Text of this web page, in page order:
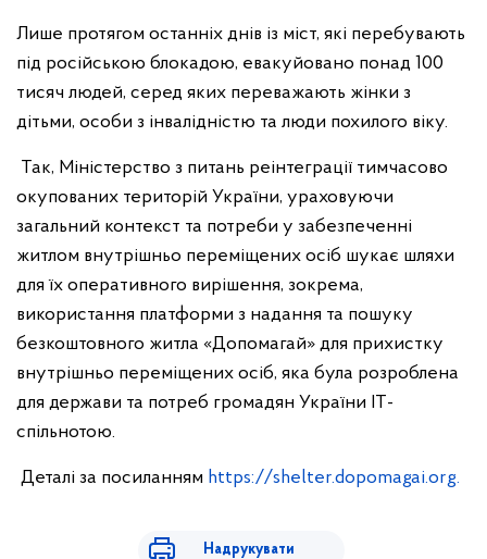
Лише протягом останніх днів із міст, які перебувають
під російською блокадою, евакуйовано понад 100
тисяч людей, серед яких переважають жінки з
дітьми, особи з інвалідністю та люди похилого віку.
Так, Міністерство з питань реінтеграції тимчасово
окупованих територій України, ураховуючи
загальний контекст та потреби у забезпеченні
житлом внутрішньо переміщених осіб шукає шляхи
для їх оперативного вирішення, зокрема,
використання платформи з надання та пошуку
безкоштовного житла «Допомагай» для прихистку
внутрішньо переміщених осіб, яка була розроблена
для держави та потреб громадян України IT-
спільнотою.
Деталі за посиланням https://shelter.dopomagai.org.
Надрукувати